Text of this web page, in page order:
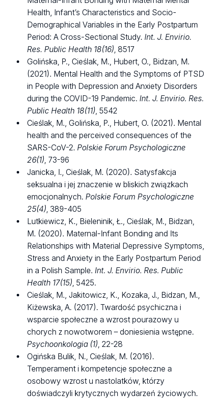
Health, Infant’s Characteristics and Socio-
Demographical Variables in the Early Postpartum
Period: A Cross-Sectional Study. Int. J. Envirio.
Res. Public Health 18(16) , 8517
Golińska, P., Cieślak, M., Hubert, O., Bidzan, M.
(2021). Mental Health and the Symptoms of PTSD
in People with Depression and Anxiety Disorders
during the COVID-19 Pandemic. Int. J. Envirio. Res.
Public Health 18(11) , 5542
Cieślak, M., Golińska, P., Hubert, O. (2021). Mental
health and the perceived consequences of the
SARS-CoV-2. Polskie Forum Psychologiczne
26(1) , 73-96
Janicka, I., Cieślak, M. (2020). Satysfakcja
seksualna i jej znaczenie w bliskich związkach
emocjonalnych. Polskie Forum Psychologiczne
25(4) , 389-405
Lutkiewicz, K., Bieleninik, Ł., Cieślak, M., Bidzan,
M. (2020). Maternal-Infant Bonding and Its
Relationships with Material Depressive Symptoms,
Stress and Anxiety in the Early Postpartum Period
in a Polish Sample. Int. J. Envirio. Res. Public
Health 17(15) , 5425.
Cieślak, M., Jakitowicz, K., Kozaka, J., Bidzan, M.,
Kiżewska, A. (2017). Twardość psychiczna i
wsparcie społeczne a wzrost pourazowy u
chorych z nowotworem – doniesienia wstępne.
Psychoonkologia (1) , 22-28
Ogińska Bulik, N., Cieślak, M. (2016).
Temperament i kompetencje społeczne a
osobowy wzrost u nastolatków, którzy
doświadczyli krytycznych wydarzeń życiowych.